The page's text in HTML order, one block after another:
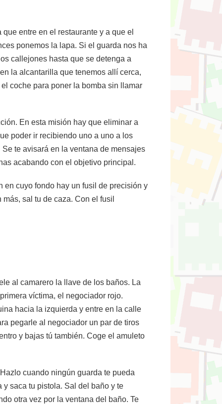
entre en el restaurante y a que el
ponemos la lapa. Si el guarda nos ha
callejones hasta que se detenga a
la alcantarilla que tenemos allí cerca,
coche para poner la bomba sin llamar
En esta misión hay que eliminar a
poder ir recibiendo uno a uno a los
te avisará en la ventana de mensajes
acabando con el objetivo principal.
en cuyo fondo hay un fusil de precisión y
sal tu de caza. Con el fusil
al camarero la llave de los baños. La
víctima, el negociador rojo.
hacia la izquierda y entre en la calle
pegarle al negociador un par de tiros
y bajas tú también. Coge el amuleto
cuando ningún guarda te pueda
saca tu pistola. Sal del baño y te
otra vez por la ventana del baño. Te